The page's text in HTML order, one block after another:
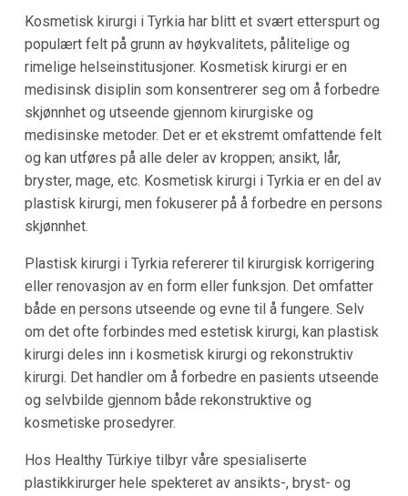
Kosmetisk kirurgi i Tyrkia har blitt et svært etterspurt og
populært felt på grunn av høykvalitets, pålitelige og
rimelige helseinstitusjoner. Kosmetisk kirurgi er en
medisinsk disiplin som konsentrerer seg om å forbedre
skjønnhet og utseende gjennom kirurgiske og
medisinske metoder. Det er et ekstremt omfattende felt
og kan utføres på alle deler av kroppen; ansikt, lår,
bryster, mage, etc. Kosmetisk kirurgi i Tyrkia er en del av
plastisk kirurgi, men fokuserer på å forbedre en persons
skjønnhet.
Plastisk kirurgi i Tyrkia refererer til kirurgisk korrigering
eller renovasjon av en form eller funksjon. Det omfatter
både en persons utseende og evne til å fungere. Selv
om det ofte forbindes med estetisk kirurgi, kan plastisk
kirurgi deles inn i kosmetisk kirurgi og rekonstruktiv
kirurgi. Det handler om å forbedre en pasients utseende
og selvbilde gjennom både rekonstruktive og
kosmetiske prosedyrer.
Hos Healthy Türkiye tilbyr våre spesialiserte
plastikkirurger hele spekteret av ansikts-, bryst- og